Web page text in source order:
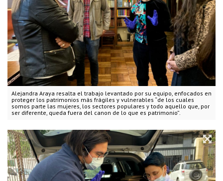
Alejandra Araya resalta el trabajo levantado por su equipo, enfocados en
proteger los patrimonios más frágiles y vulnerables “de los cuales
somos parte las mujeres, los sectores populares y todo aquello que, por
ser diferente, queda fuera del canon de lo que es patrimonio”.